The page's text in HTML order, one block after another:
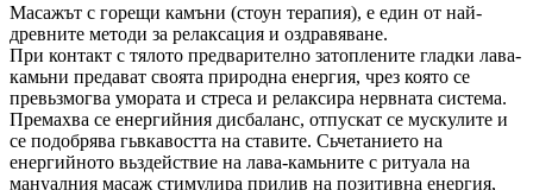
Масажът с горещи камъни (стоун терапия), е един от най-
древните методи за релаксация и оздравяване.
При контакт с тялото предварително затоплените гладки лава-
камьни предават своята природна енергия, чрез която се
превьзмогва умората и стреса и релаксира нервната система.
Премахва се енергийния дисбаланс, отпускат се мускулите и
се подобрява гьвкавостта на ставите. Сьчетанието на
енергийното вьздействие на лава-камьните с ритуала на
мануалния масаж стимулира прилив на позитивна енергия,